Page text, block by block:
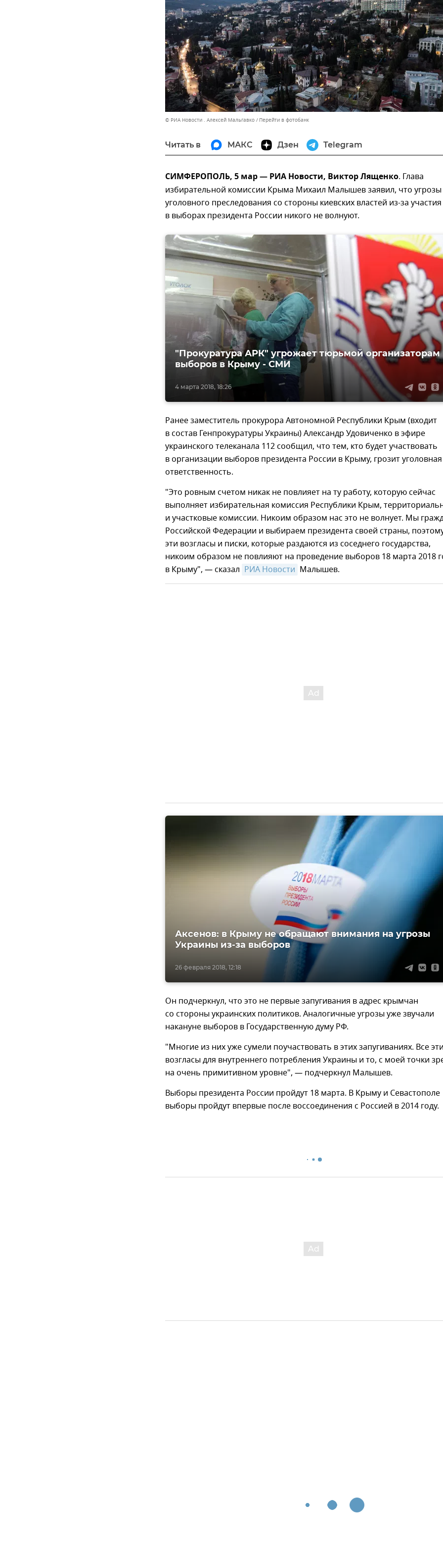
© РИА Новости . Алексей Мальгавко Перейти в фотобанк
Читать в МАКС Дзен Telegram
СИМФЕРОПОЛЬ, 5 мар — РИА Новости, Виктор Лященко. Глава
избирательной комиссии Крыма Михаил Малышев заявил, что угрозы
уголовного преследования со стороны киевских властей из-за участия
в выборах президента России никого не волнуют.
4 марта 2018, 18:26
"Прокуратура АРК" угрожает тюрьмой организаторам
выборов в Крыму - СМИ
Ранее заместитель прокурора Автономной Республики Крым (входит
в состав Генпрокуратуры Украины) Александр Удовиченко в эфире
украинского телеканала 112 сообщил, что тем, кто будет участвовать
в организации выборов президента России в Крыму, грозит уголовная
ответственность.
"Это ровным счетом никак не повлияет на ту работу, которую сейчас
выполняет избирательная комиссия Республики Крым,
и участковые комиссии. Никоим образом нас это не волнует. Мы
Российской Федерации и выбираем президента своей страны,
эти возгласы и писки, которые раздаются из соседнего государства,
никоим образом не повлияют на проведение выборов 18 марта 2018
в Крыму", — сказал РИА Новости Малышев.
26 февраля 2018, 12:18
Аксенов: в Крыму не обращают внимания на угрозы
Украины из-за выборов
Он подчеркнул, что это не первые запугивания в адрес крымчан
со стороны украинских политиков. Аналогичные угрозы уже звучали
накануне выборов в Государственную думу РФ.
"Многие из них уже сумели поучаствовать в этих запугиваниях. Все эти
возгласы для внутреннего потребления Украины и то, с моей точки
на очень примитивном уровне", — подчеркнул Малышев.
Выборы президента России пройдут 18 марта. В Крыму и Севастополе
выборы пройдут впервые после воссоединения с Россией в 2014 году.